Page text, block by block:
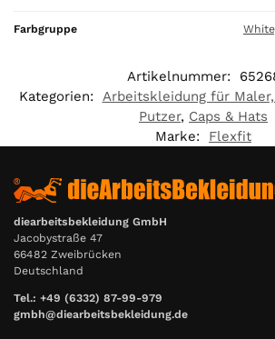
Farbgruppe
Artikelnummer:
Kategorien: Arbeitskleidung für
Putzer, Caps & Hats
Marke:
Flexfit
diearbeitsbekleidung GmbH
Jacobystraße 47
66482 Zweibrücken
Deutschland
Tel.: +49 (6332) 87-99-979
gmbh@diearbeitsbekleidung.de